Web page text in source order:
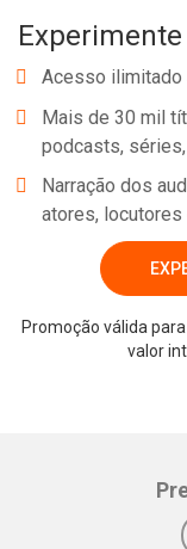
Acesso ilimitado
Mais de 30 mil
podcasts,
Narração dos
atores,
Promoção válida
valor